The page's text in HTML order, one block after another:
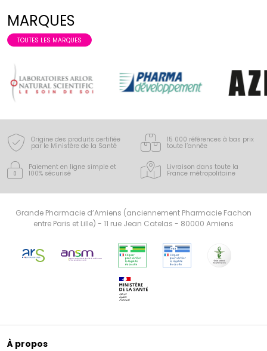
MARQUES
TOUTES LES MARQUES
Origine des produits certifiée
par le Ministère de la Santé
15 000 références à bas prix
toute l’année
Paiement en ligne simple et
100% sécurisé
Livraison dans toute la
France métropolitaine
Grande Pharmacie d’Amiens (anciennement Pharmacie Fachon
entre Paris et Lille) - 11 rue Jean Catelas - 80000 Amiens
À propos